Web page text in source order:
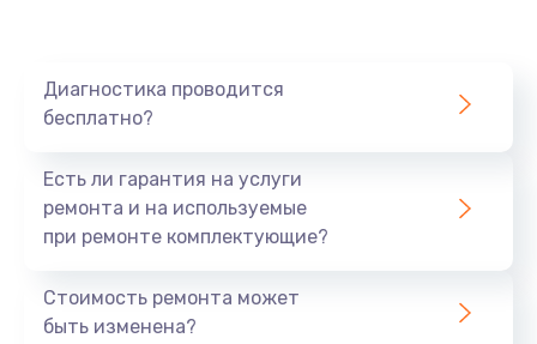
Диагностика проводится
бесплатно?
Есть ли гарантия на услуги
ремонта и на используемые
при ремонте комплектующие?
Стоимость ремонта может
быть изменена?